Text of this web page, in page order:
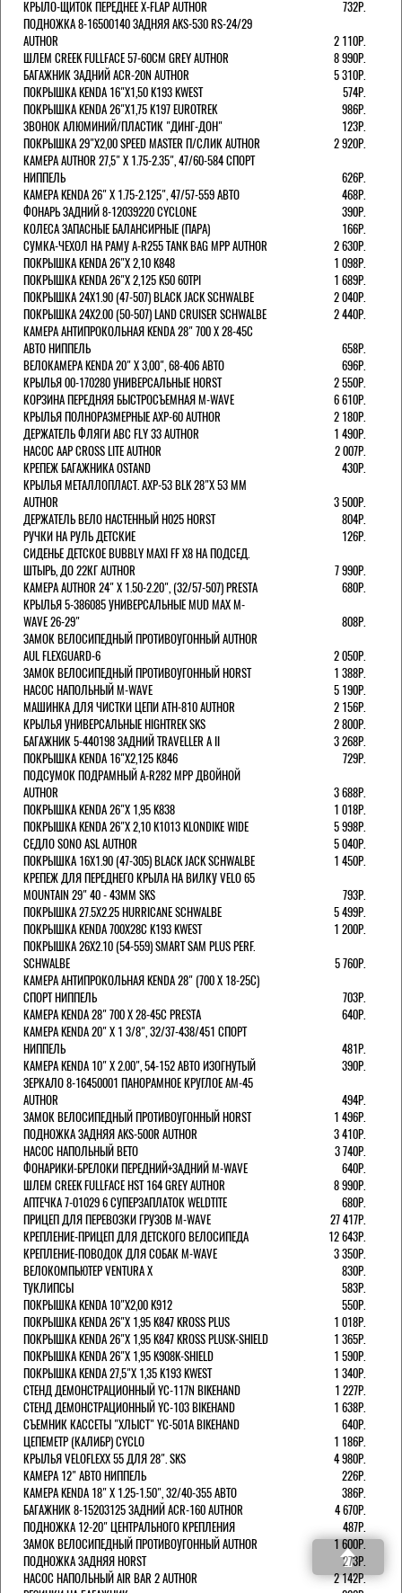
КРЫЛО-ЩИТОК ПЕРЕДНЕЕ X-FLAP AUTHOR
732Р.
ПОДНОЖКА 8-16500140 ЗАДНЯЯ AKS-530 RS-24/29
AUTHOR
2 110Р.
ШЛЕМ CREEK FULLFACE 57-60СМ GREY AUTHOR
8 990Р.
БАГАЖНИК ЗАДНИЙ ACR-20N AUTHOR
5 310Р.
ПОКРЫШКА KENDA 16"Х1,50 K193 KWEST
574Р.
ПОКРЫШКА KENDA 26"Х1,75 K197 EUROTREK
986Р.
ЗВОНОК АЛЮМИНИЙ/ПЛАСТИК "ДИНГ-ДОН"
123Р.
ПОКРЫШКА 29"Х2,00 SPEED MASTER П/СЛИК AUTHOR
2 920Р.
КАМЕРА AUTHOR 27,5" Х 1.75-2.35", 47/60-584 СПОРТ
НИППЕЛЬ
626Р.
КАМЕРА KENDA 26" Х 1.75-2.125", 47/57-559 АВТО
468Р.
ФОНАРЬ ЗАДНИЙ 8-12039220 CYCLONE
390Р.
КОЛЕСА ЗАПАСНЫЕ БАЛАНСИРНЫЕ (ПАРА)
166Р.
CУМКА-ЧЕХОЛ НА РАМУ A-R255 TANK BAG MPP AUTHOR
2 630Р.
ПОКРЫШКА KENDA 26"Х 2,10 K848
1 098Р.
ПОКРЫШКА KENDA 26"Х 2,125 K50 60TPI
1 689Р.
ПОКРЫШКА 24X1.90 (47-507) BLACK JACK SCHWALBE
2 040Р.
ПОКРЫШКА 24X2.00 (50-507) LAND CRUISER SCHWALBE
2 440Р.
КАМЕРА АНТИПРОКОЛЬНАЯ KENDA 28" 700 Х 28-45C
АВТО НИППЕЛЬ
658Р.
ВЕЛОКАМЕРА KENDA 20" Х 3,00", 68-406 АВТО
696Р.
КРЫЛЬЯ 00-170280 УНИВЕРСАЛЬНЫЕ HORST
2 550Р.
КОРЗИНА ПЕРЕДНЯЯ БЫСТРОСЪЕМНАЯ M-WAVE
6 610Р.
КРЫЛЬЯ ПОЛНОРАЗМЕРНЫЕ AXP-60 AUTHOR
2 180Р.
ДЕРЖАТЕЛЬ ФЛЯГИ АВС FLY 33 AUTHOR
1 490Р.
НАСОС AAP CROSS LITE AUTHOR
2 007Р.
КРЕПЕЖ БАГАЖНИКА OSTAND
430Р.
КРЫЛЬЯ МЕТАЛЛОПЛАСТ. AXP-53 BLK 28"Х 53 ММ
AUTHOR
3 500Р.
ДЕРЖАТЕЛЬ ВЕЛО НАСТЕННЫЙ H025 HORST
804Р.
РУЧКИ НА РУЛЬ ДЕТСКИЕ
126Р.
СИДЕНЬЕ ДЕТСКОЕ BUBBLY MAXI FF X8 НА ПОДСЕД.
ШТЫРЬ, ДО 22КГ AUTHOR
7 990Р.
КАМЕРА AUTHOR 24" Х 1.50-2.20", (32/57-507) PRESTA
680Р.
КРЫЛЬЯ 5-386085 УНИВЕРСАЛЬНЫЕ MUD MAX M-
WAVE 26-29"
808Р.
ЗАМОК ВЕЛОСИПЕДНЫЙ ПРОТИВОУГОННЫЙ AUTHOR
AUL FLEXGUARD-6
2 050Р.
ЗАМОК ВЕЛОСИПЕДНЫЙ ПРОТИВОУГОННЫЙ HORST
1 388Р.
НАСОС НАПОЛЬНЫЙ M-WAVE
5 190Р.
МАШИНКА ДЛЯ ЧИСТКИ ЦЕПИ ATH-810 AUTHOR
2 156Р.
КРЫЛЬЯ УНИВЕРСАЛЬНЫЕ HIGHTREK SKS
2 800Р.
БАГАЖНИК 5-440198 ЗАДНИЙ TRAVELLER A II
3 268Р.
ПОКРЫШКА KENDA 16"Х2,125 K846
729Р.
ПОДСУМОК ПОДРАМНЫЙ A-R282 MPP ДВОЙНОЙ
AUTHOR
3 688Р.
ПОКРЫШКА KENDA 26"Х 1,95 K838
1 018Р.
ПОКРЫШКА KENDA 26"Х 2,10 K1013 KLONDIKE WIDE
5 998Р.
СЕДЛО SONO ASL AUTHOR
5 040Р.
ПОКРЫШКА 16X1.90 (47-305) BLACK JACK SCHWALBE
1 450Р.
КРЕПЕЖ ДЛЯ ПЕРЕДНЕГО КРЫЛА НА ВИЛКУ VELO 65
MOUNTAIN 29" 40 - 43ММ SKS
793Р.
ПОКРЫШКА 27.5X2.25 HURRICANE SCHWALBE
5 499Р.
ПОКРЫШКА KENDA 700Х28С K193 KWEST
1 200Р.
ПОКРЫШКА 26X2.10 (54-559) SMART SAM PLUS PERF.
SCHWALBE
5 760Р.
КАМЕРА АНТИПРОКОЛЬНАЯ KENDA 28" (700 Х 18-25C)
СПОРТ НИППЕЛЬ
703Р.
КАМЕРА KENDA 28" 700 Х 28-45С PRESTA
640Р.
КАМЕРА KENDA 20" Х 1 3/8", 32/37-438/451 СПОРТ
НИППЕЛЬ
481Р.
КАМЕРА KENDA 10" Х 2.00", 54-152 АВТО ИЗОГНУТЫЙ
390Р.
ЗЕРКАЛО 8-16450001 ПАНОРАМНОЕ КРУГЛОЕ AM-45
AUTHOR
494Р.
ЗАМОК ВЕЛОСИПЕДНЫЙ ПРОТИВОУГОННЫЙ HORST
1 496Р.
ПОДНОЖКА ЗАДНЯЯ AKS-500R AUTHOR
3 410Р.
НАСОС НАПОЛЬНЫЙ BETO
3 740Р.
ФОНАРИКИ-БРЕЛОКИ ПЕРЕДНИЙ+ЗАДНИЙ M-WAVE
640Р.
ШЛЕМ CREEK FULLFACE HST 164 GREY AUTHOR
8 990Р.
АПТЕЧКА 7-01029 6 СУПЕРЗАПЛАТОК WELDTITE
680Р.
ПРИЦЕП ДЛЯ ПЕРЕВОЗКИ ГРУЗОВ M-WAVE
27 417Р.
КРЕПЛЕНИЕ-ПРИЦЕП ДЛЯ ДЕТСКОГО ВЕЛОСИПЕДА
12 643Р.
КРЕПЛЕНИЕ-ПОВОДОК ДЛЯ СОБАК M-WAVE
3 350Р.
ВЕЛОКОМПЬЮТЕР VENTURA Х
830Р.
ТУКЛИПСЫ
583Р.
ПОКРЫШКА KENDA 10"Х2,00 K912
550Р.
ПОКРЫШКА KENDA 26"Х 1,95 K847 KROSS PLUS
1 018Р.
ПОКРЫШКА KENDA 26"Х 1,95 K847 KROSS PLUSK-SHIELD
1 365Р.
ПОКРЫШКА KENDA 26"Х 1,95 K908K-SHIELD
1 590Р.
ПОКРЫШКА KENDA 27,5"Х 1,35 K193 KWEST
1 340Р.
СТЕНД ДЕМОНСТРАЦИОННЫЙ YC-117N BIKEHAND
1 227Р.
СТЕНД ДЕМОНСТРАЦИОННЫЙ YC-103 BIKEHAND
1 638Р.
СЪЕМНИК КАССЕТЫ "ХЛЫСТ" YC-501A BIKEHAND
640Р.
ЦЕПЕМЕТР (КАЛИБР) CYCLO
1 186Р.
КРЫЛЬЯ VELOFLEXX 55 ДЛЯ 28". SKS
4 980Р.
КАМЕРА 12" АВТО НИППЕЛЬ
226Р.
КАМЕРА KENDA 18" Х 1.25-1.50", 32/40-355 АВТО
386Р.
БАГАЖНИК 8-15203125 ЗАДНИЙ ACR-160 AUTHOR
4 670Р.
ПОДНОЖКА 12-20" ЦЕНТРАЛЬНОГО КРЕПЛЕНИЯ
487Р.
ЗАМОК ВЕЛОСИПЕДНЫЙ ПРОТИВОУГОННЫЙ AUTHOR
1 600Р.
ПОДНОЖКА ЗАДНЯЯ HORST
273Р.
НАСОС НАПОЛЬНЫЙ AIR BAR 2 AUTHOR
2 142Р.